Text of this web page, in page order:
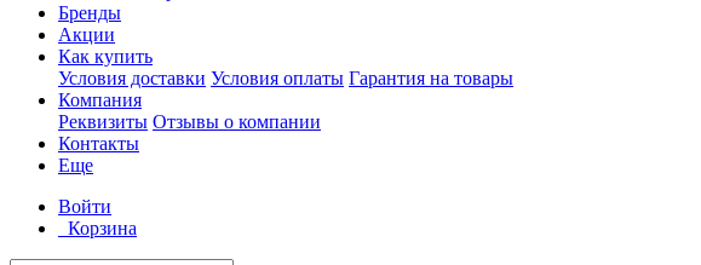
Бренды
Акции
Как купить
Условия доставки Условия оплаты Гарантия на товары
Компания
Реквизиты Отзывы о компании
Контакты
Еще
Войти
Корзина